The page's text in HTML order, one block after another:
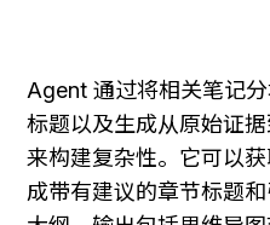
Agent 通过将相关笔记
标题以及生成从原始证
来构建复杂性。它可以
成带有建议的章节标题